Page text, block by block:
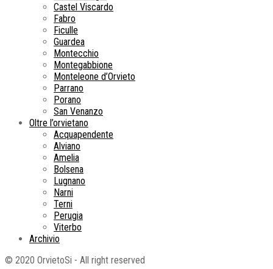
Castel Viscardo
Fabro
Ficulle
Guardea
Montecchio
Montegabbione
Monteleone d’Orvieto
Parrano
Porano
San Venanzo
Oltre l’orvietano
Acquapendente
Alviano
Amelia
Bolsena
Lugnano
Narni
Terni
Perugia
Viterbo
Archivio
© 2020 OrvietoSi - All right reserved